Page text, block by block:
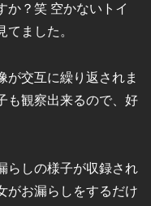
か？笑 空かないトイ
ました。
が交互に繰り返されま
も観察出来るので、好
らしの様子が収録され
がお漏らしをするだけ